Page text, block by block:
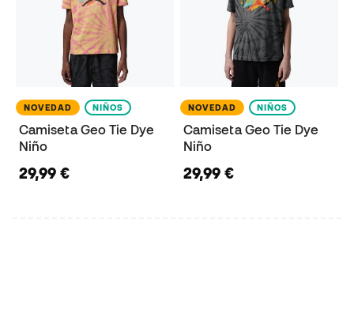
NOVEDAD NIÑOS
Camiseta Geo Tie Dye
Niño
29,99 €
NOVEDAD NIÑOS
Camiseta Geo Tie Dye
Niño
29,99 €